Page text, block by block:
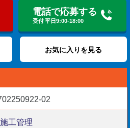
歩5分圏内
よる
阜県
管理
シット・光波・ドローンなど）
電話で応募する
受付 平日9:00-18:00
お気に入りを見る
02
工管理